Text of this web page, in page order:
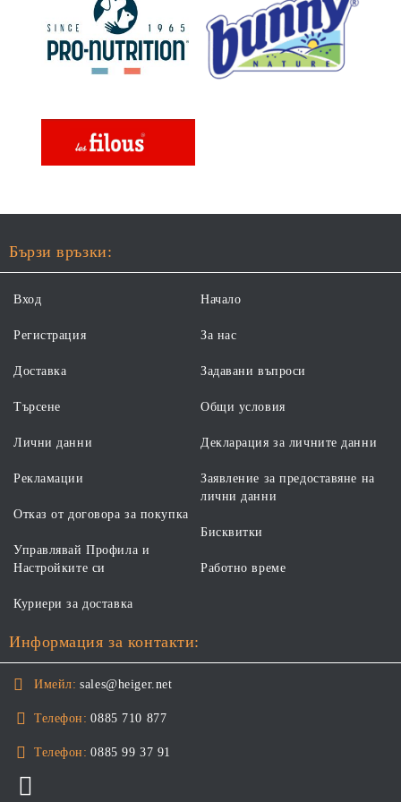
Бързи връзки:
Вход
Регистрация
Доставка
Търсене
Начало
За нас
Задавани въпроси
Общи условия
Лични данни
Рекламации
Отказ от договора за покупка
Управлявай Профила и
Настройките си
Декларация за личните данни
Заявление за предоставяне на
лични данни
Бисквитки
Работно време
Куриери за доставка
Информация за контакти:
Имейл: sales@heiger.net
Телефон: 0885 710 877
Телефон: 0885 99 37 91